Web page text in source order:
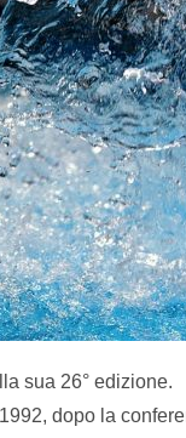
sua 26° edizione.
dopo la